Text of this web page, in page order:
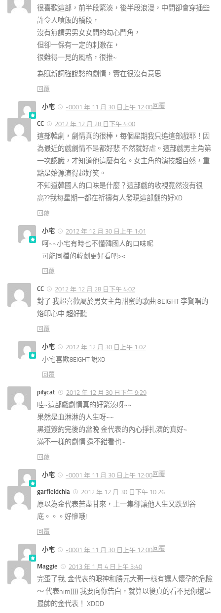
很喜歡這部，前半段緊湊，後半段浪漫，中間卻會穿插些
許令人噴飯的橋段，
沒有無謂男男女女間的勾心鬥角，
但卻一保有一定的刺激在，
很難得一見的風格，很推~
為賦新詞強說愁的劇情，實在很沒有意思
回覆
小宅 -0001 年 11 月 30 日上午 12:00回覆
CC 2012 年 12 月 28 日下午 4:00
這部韓劇，劇情真的很棒，每個星期我只追這部戲耶！因
為最近的戲劇情不是都好悲 不然就好虐。這部戲男主角第
一次認識，才知道他這麼有名。女主角的演技超自然，重
點是始源演得超好笑。
不知道韓國人的口味是什麼？這部戲的收視竟然沒有很
高??我每星期一都在祈禱有人發現這部戲的好XD
回覆
小宅 2012 年 12 月 30 日上午 1:01
呵~~小宅有時也不懂韓國人的口味呢
可能同檔的韓劇更好看吧><
回覆
CC 2012 年 12 月 28 日下午 4:02
對了 我超喜歡屬於男女主角甜蜜的歌曲 8EIGHT 李賢唱的
烙印心中 超好聽
回覆
小宅 2012 年 12 月 30 日上午 1:02
小宅喜歡8EIGHT 說XD
回覆
pilycat 2012 年 12 月 30 日下午 9:29
哇~這部戲劇情真的好緊湊呀~~
果然是血淋淋的人生呀~~
黑道簽約完後的當晚 金代表的內心掙扎演的真好~
滿不一樣的劇情 還不錯看也~
回覆
小宅 -0001 年 11 月 30 日上午 12:00回覆
garfieldchia 2012 年 12 月 30 日下午 10:26
原以為金代表苦盡甘來，上一集卻讓他人生又跌到谷
底。。。好慘哦!
回覆
小宅 -0001 年 11 月 30 日上午 12:00回覆
Maggie 2013 年 1 月 4 日上午 3:40
完蛋了我, 金代表的眼神和勝元大哥一樣有讓人懷孕的危險
〜 代表nim)))) 我要向你告白，就算以後真的看不見你還是
最帥的金代表！ XDDD